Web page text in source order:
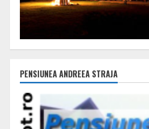
PENSIUNEA ANDREEA STRAJA